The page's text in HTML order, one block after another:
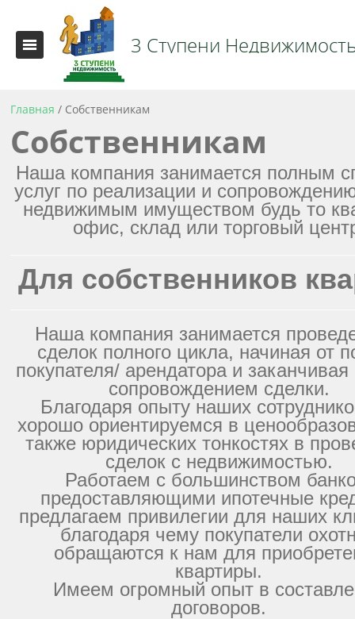
3 Ступени
Главная / Собственникам
Собственникам
Наша компания занимается полным
услуг по реализации и
недвижимым имуществом будь то
офис, склад или торговый
Для собственников
Наша компания занимается
сделок полного цикла, начиная от
покупателя/ арендатора и
сопровождением сделки.
Благодаря опыту наших
хорошо ориентируемся в
также юридических тонкостях в
сделок с недвижимостью.
Работаем с большинством
предоставляющими ипотечные
предлагаем привилегии для наших
благодаря чему покупатели
обращаются к нам для
квартиры.
Имеем огромный опыт в
договоров.